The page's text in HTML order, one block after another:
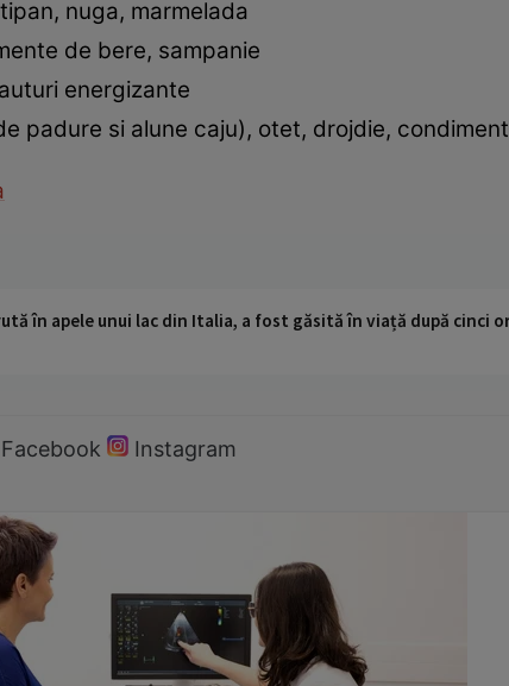
nuga, marmelada
de bere, sampanie
energizante
padure si alune caju), otet, drojdie,
în apele unui lac din Italia, a fost găsită în viață după cinci
Facebook Instagram